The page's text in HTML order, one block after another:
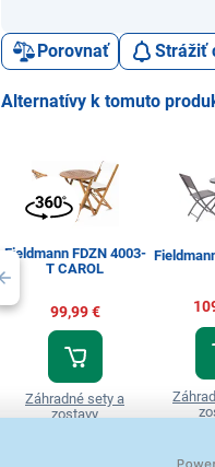
Porovnať Strážiť
Alternatívy k tomuto
Fieldmann FDZN 4003-
T CAROL
99,99 €
Záhradné sety a
zostavy